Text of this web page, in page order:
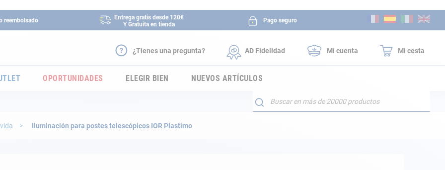
reembolsado
Entrega gratis desde 120€
Y Gratuita en tienda
Pago seguro
¿Tienes una pregunta? AD Fidelidad Mi cuenta Mi cesta
OPORTUNIDADES ELEGIR BIEN NUEVOS ARTÍCULOS
Buscar
Iluminación para postes telescópicos IOR Plastimo